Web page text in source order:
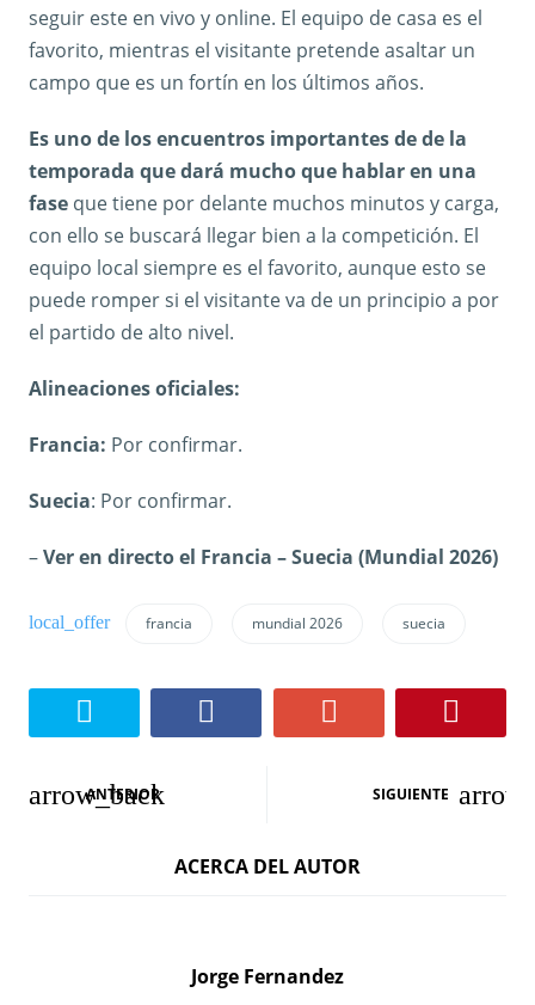
seguir este en vivo y online. El equipo de casa es el
favorito, mientras el visitante pretende asaltar un
campo que es un fortín en los últimos años.
Es uno de los encuentros importantes de de la
temporada que dará mucho que hablar en una
fase que tiene por delante muchos minutos y carga,
con ello se buscará llegar bien a la competición. El
equipo local siempre es el favorito, aunque esto se
puede romper si el visitante va de un principio a por
el partido de alto nivel.
Alineaciones oficiales:
Francia: Por confirmar.
Suecia: Por confirmar.
–Ver en directo el Francia – Suecia (Mundial 2026)
francia mundial 2026 suecia
N
ANTERIOR SIGUIENTE
ACERCA DEL AUTOR
Jorge Fernandez